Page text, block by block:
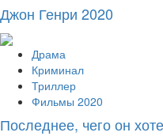
Джон Генри 2020
Драма
Криминал
Триллер
Фильмы 2020
Последнее, чего он